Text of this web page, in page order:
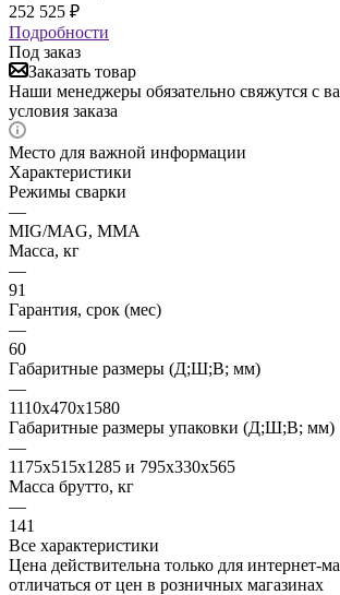
252 525 ₽
Подробности
Под заказ
Заказать товар
Наши менеджеры обязательно свяжутся с
условия заказа
Место для важной информации
Характеристики
Режимы сварки
—
MIG/MAG, ММА
Масса, кг
—
91
Гарантия, срок (мес)
—
60
Габаритные размеры (Д;Ш;В; мм)
—
1110х470х1580
Габаритные размеры упаковки (Д;Ш;В; мм)
—
1175х515х1285 и 795x330x565
Масса брутто, кг
—
141
Все характеристики
Цена действительна только для интернет-
отличаться от цен в розничных магазинах